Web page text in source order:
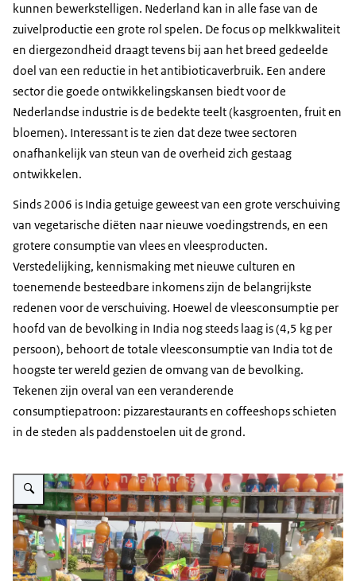
kunnen bewerkstelligen. Nederland kan in alle fase van de
zuivelproductie een grote rol spelen. De focus op melkkwaliteit
en diergezondheid draagt tevens bij aan het breed gedeelde
doel van een reductie in het antibioticaverbruik. Een andere
sector die goede ontwikkelingskansen biedt voor de
Nederlandse industrie is de bedekte teelt (kasgroenten, fruit en
bloemen). Interessant is te zien dat deze twee sectoren
onafhankelijk van steun van de overheid zich gestaag
ontwikkelen.
Sinds 2006 is India getuige geweest van een grote verschuiving
van vegetarische diëten naar nieuwe voedingstrends, en een
grotere consumptie van vlees en vleesproducten.
Verstedelijking, kennismaking met nieuwe culturen en
toenemende besteedbare inkomens zijn de belangrijkste
redenen voor de verschuiving. Hoewel de vleesconsumptie per
hoofd van de bevolking in India nog steeds laag is (4,5 kg per
persoon), behoort de totale vleesconsumptie van India tot de
hoogste ter wereld gezien de omvang van de bevolking.
Tekenen zijn overal van een veranderende
consumptiepatroon: pizzarestaurants en coffeeshops schieten
in de steden als paddenstoelen uit de grond.
Vergroot afbeelding Snacks vormen een grote markt in India. De groei